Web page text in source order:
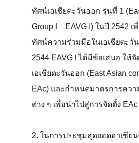
ทัศน์เอเชียตะวันออก รุ่นที่ 1
Group I – EAVG I) ในปี 2542
ทัศน์ความร่วมมือในเอเชียตะวั
2544 EAVG I ได้มีข้อเสนอ ให้
เอเชียตะวันออก (East Asian
EAc) และกำหนดมาตรการคว
ต่าง ๆ เพื่อนำไปสู่การจัดตั้ง EAc
2. ในการประชุมสุดยอดอาเซีย